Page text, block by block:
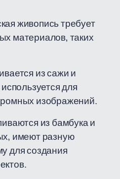
живопись требует
материалов, таких
из сажи и
для
изображений.
из бамбука и
имеют разную
для создания